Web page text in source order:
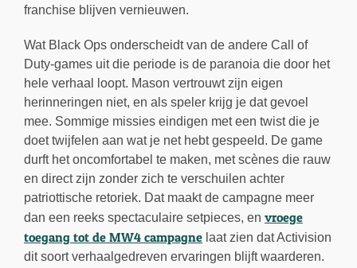
franchise blijven vernieuwen.
Wat Black Ops onderscheidt van de andere Call of
Duty-games uit die periode is de paranoia die door het
hele verhaal loopt. Mason vertrouwt zijn eigen
herinneringen niet, en als speler krijg je dat gevoel
mee. Sommige missies eindigen met een twist die je
doet twijfelen aan wat je net hebt gespeeld. De game
durft het oncomfortabel te maken, met scènes die rauw
en direct zijn zonder zich te verschuilen achter
patriottische retoriek. Dat maakt de campagne meer
dan een reeks spectaculaire setpieces, en vroege
toegang tot de MW4 campagne laat zien dat Activision
dit soort verhaalgedreven ervaringen blijft waarderen.